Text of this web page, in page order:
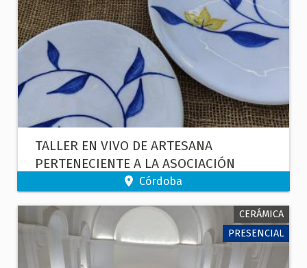
TALLER EN VIVO DE ARTESANA
PERTENECIENTE A LA ASOCIACIÓN
CORDOBESA DE ARTESANOS.
Córdoba
CERÁMICA
PRESENCIAL